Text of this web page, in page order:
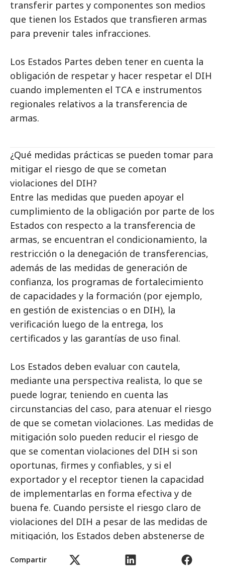
Compartir
transferir partes y componentes son medios
que tienen los Estados que transfieren armas
para prevenir tales infracciones.
Los Estados Partes deben tener en cuenta la
obligación de respetar y hacer respetar el DIH
cuando implementen el TCA e instrumentos
regionales relativos a la transferencia de
armas.
¿Qué medidas prácticas se pueden tomar para
mitigar el riesgo de que se cometan
violaciones del DIH?
Entre las medidas que pueden apoyar el
cumplimiento de la obligación por parte de los
Estados con respecto a la transferencia de
armas, se encuentran el condicionamiento, la
restricción o la denegación de transferencias,
además de las medidas de generación de
confianza, los programas de fortalecimiento
de capacidades y la formación (por ejemplo,
en gestión de existencias o en DIH), la
verificación luego de la entrega, los
certificados y las garantías de uso final.
Los Estados deben evaluar con cautela,
mediante una perspectiva realista, lo que se
puede lograr, teniendo en cuenta las
circunstancias del caso, para atenuar el riesgo
de que se cometan violaciones. Las medidas de
mitigación solo pueden reducir el riesgo de
que se comentan violaciones del DIH si son
oportunas, firmes y confiables, y si el
exportador y el receptor tienen la capacidad
de implementarlas en forma efectiva y de
buena fe. Cuando persiste el riesgo claro de
violaciones del DIH a pesar de las medidas de
mitigación, los Estados deben abstenerse de